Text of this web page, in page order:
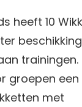
heeft 10
trainingen.
groepen
met